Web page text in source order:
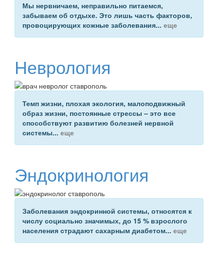
Мы нервничаем, неправильно питаемся,
забываем об отдыхе. Это лишь часть факторов,
провоцирующих кожные заболевания... еще
Неврология
Темп жизни, плохая экология, малоподвижный
образ жизни, постоянные стрессы – это все
способствуют развитию болезней нервной
системы... еще
Эндокринология
Заболевания эндокринной системы, относятся к
числу социально значимых, до 15 % взрослого
населения страдают сахарным диабетом... еще